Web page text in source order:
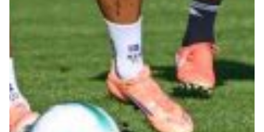
Party
Outlet
Caffè Boasi x Genoa